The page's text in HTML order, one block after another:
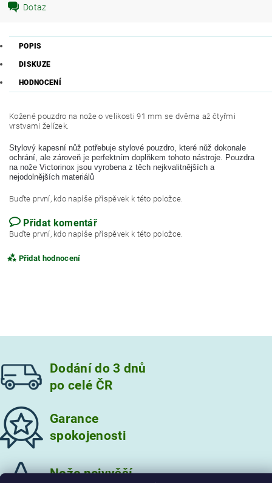
Dotaz
POPIS
DISKUZE
HODNOCENÍ
Kožené pouzdro na nože o velikosti 91 mm se dvěma až čtyřmi
vrstvami želízek.
Stylový kapesní nůž potřebuje stylové pouzdro, které nůž dokonale
ochrání, ale zároveň je perfektním doplňkem tohoto nástroje. Pouzdra
na nože Victorinox jsou vyrobena z těch nejkvalitnějších a
nejodolnějších materiálů
Buďte první, kdo napíše příspěvek k této položce.
Přidat komentář
Buďte první, kdo napíše příspěvek k této položce.
Přidat hodnocení
Vložením hodnocení souhlasíte s
Dodání do 3 dnů
po celé ČR
Garance
spokojenosti
Nože nejvyšší